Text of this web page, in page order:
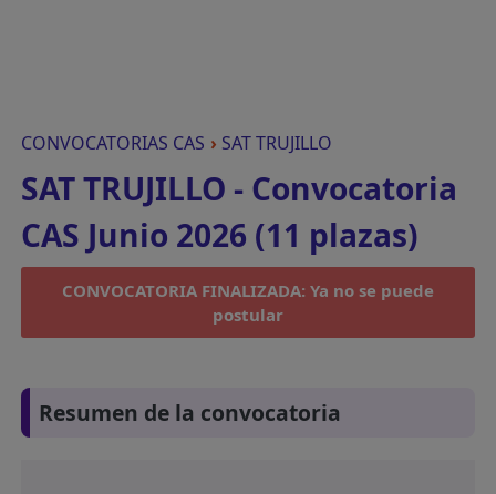
CONVOCATORIAS CAS › SAT TRUJILLO
SAT TRUJILLO - Convocatoria
CAS Junio 2026 (11 plazas)
CONVOCATORIA FINALIZADA: Ya no se puede
postular
Resumen de la convocatoria